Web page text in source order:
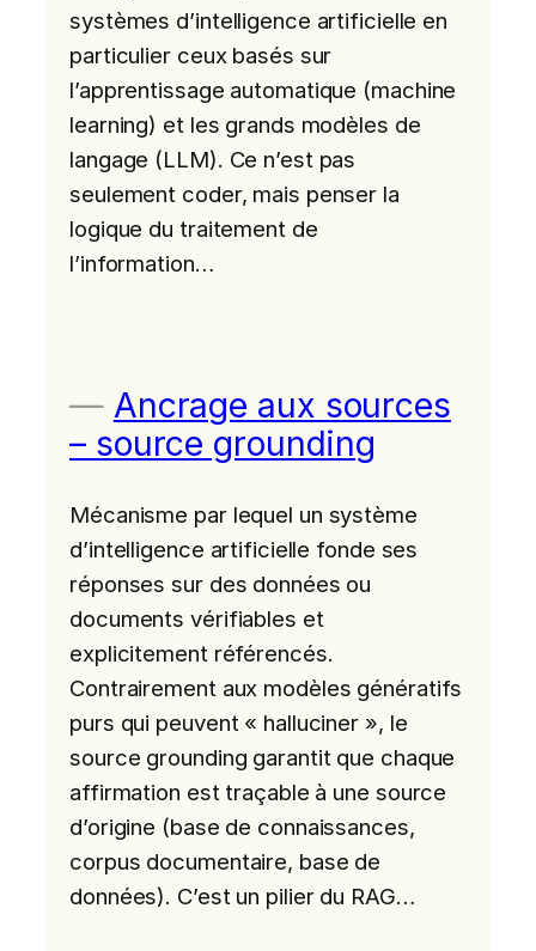
systèmes d’intelligence artificielle en
particulier ceux basés sur
l’apprentissage automatique (machine
learning) et les grands modèles de
langage (LLM). Ce n’est pas
seulement coder, mais penser la
logique du traitement de
l’information…
Ancrage aux sources
– source grounding
Mécanisme par lequel un système
d’intelligence artificielle fonde ses
réponses sur des données ou
documents vérifiables et
explicitement référencés.
Contrairement aux modèles génératifs
purs qui peuvent « halluciner », le
source grounding garantit que chaque
affirmation est traçable à une source
d’origine (base de connaissances,
corpus documentaire, base de
données). C’est un pilier du RAG…